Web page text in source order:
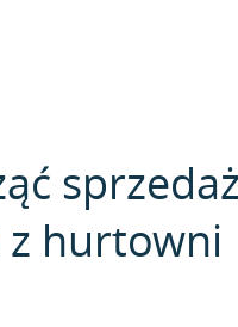
sprzedaż
hurtowni